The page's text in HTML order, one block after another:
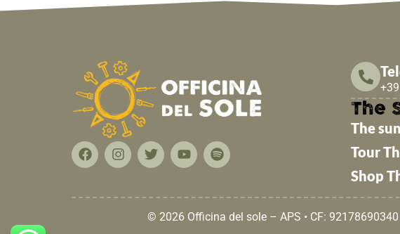
The
The sun
Tour
Shop
© 2026 Officina del sole – APS • CF: